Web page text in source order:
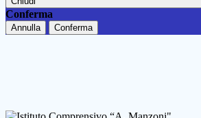
Conferma
Annulla Conferma